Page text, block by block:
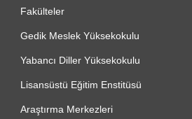
Fakülteler
Gedik Meslek Yüksekokulu
Yabancı Diller Yüksekokulu
Lisansüstü Eğitim Enstitüsü
Araştırma Merkezleri